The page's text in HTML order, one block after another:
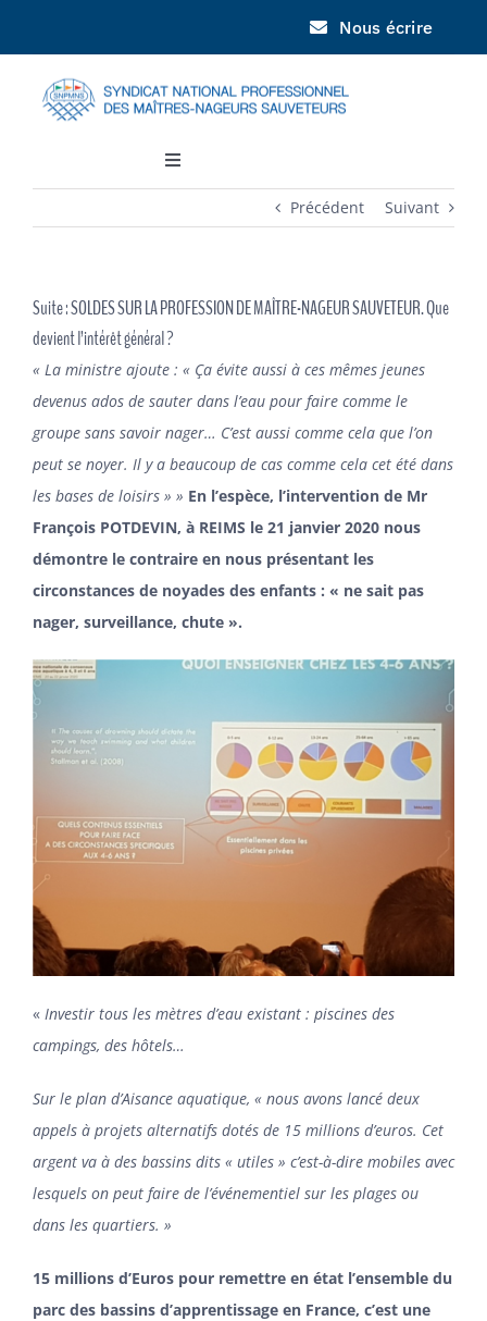
contenu
Nous écrire
Toggle
Navigation
DOCUMENTATION
INFORMATIONS
ADHÉSION
Précédent Suivant
Suite : SOLDES SUR LA PROFESSION DE MAÎTRE-NAGEUR SAUVETEUR. Que
devient l’intérêt général ?
« La ministre ajoute : « Ça évite aussi à ces mêmes jeunes
devenus ados de sauter dans l’eau pour faire comme le
groupe sans savoir nager… C’est aussi comme cela que l’on
peut se noyer. Il y a beaucoup de cas comme cela cet été dans
les bases de loisirs » » En l’espèce, l’intervention de Mr
François POTDEVIN, à REIMS le 21 janvier 2020 nous
démontre le contraire en nous présentant les
circonstances de noyades des enfants : « ne sait pas
nager, surveillance, chute ».
« Investir tous les mètres d’eau existant : piscines des
campings, des hôtels…
Sur le plan d’Aisance aquatique, « nous avons lancé deux
appels à projets alternatifs dotés de 15 millions d’euros. Cet
argent va à des bassins dits « utiles » c’est-à-dire mobiles avec
lesquels on peut faire de l’événementiel sur les plages ou
dans les quartiers. »
15 millions d’Euros pour remettre en état l’ensemble du
parc des bassins d’apprentissage en France, c’est une